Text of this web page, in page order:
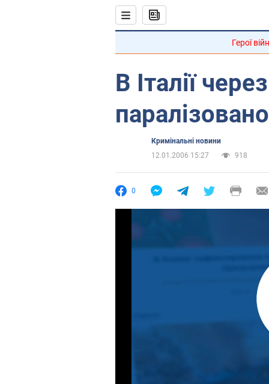
Герої
В Італії
Кримінальні новини
12.01.2006 15:27
918
0